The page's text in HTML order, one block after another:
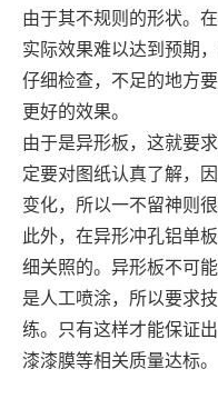
由于其不规则的形状。
实际效果难以达到预期
仔细检查，不足的地方
更好的效果。
由于是异形板，这就要
定要对图纸认真了解，
变化，所以一不留神则
此外，在异形冲孔铝单
细关照的。异形板不可
是人工喷涂，所以要求
练。只有这样才能保证
漆漆膜等相关质量达标。